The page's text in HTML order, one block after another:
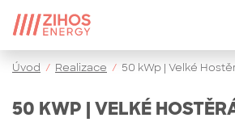
Úvod / Realizace / 50 kWp | Velké
50 KWP | VELKÉ